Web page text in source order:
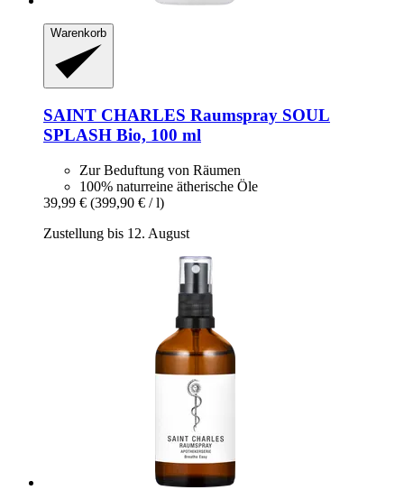
Warenkorb
SAINT CHARLES Raumspray SOUL
SPLASH Bio, 100 ml
Zur Beduftung von Räumen
100% naturreine ätherische Öle
39,99 € (399,90 € / l)
Zustellung bis 12. August